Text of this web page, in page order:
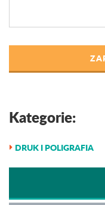
Kategorie:
DRUK I POLIGRAFIA